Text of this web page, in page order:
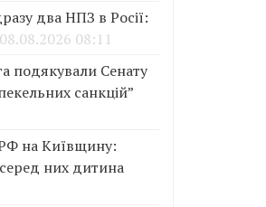
два НПЗ в Росії:
08.08.2026 08:11
подякували Сенату
санкцій”
на Київщину:
них дитина